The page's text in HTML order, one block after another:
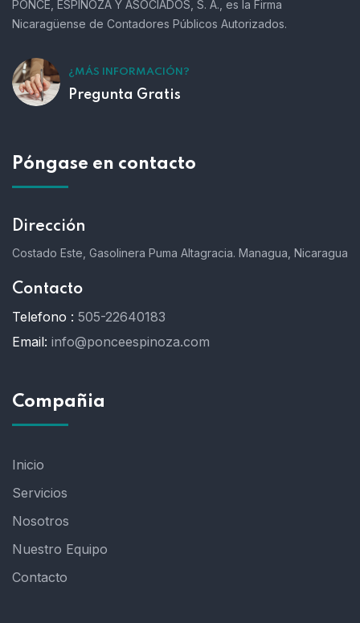
PONCE, ESPINOZA Y ASOCIADOS, S. A., es la Firma
Nicaragüense de Contadores Públicos Autorizados.
¿MÁS INFORMACIÓN?
Pregunta Gratis
Póngase en contacto
Dirección
Costado Este, Gasolinera Puma Altagracia. Managua, Nicaragua
Contacto
Telefono : 505-22640183
Email: info@ponceespinoza.com
Compañia
Inicio
Servicios
Nosotros
Nuestro Equipo
Contacto